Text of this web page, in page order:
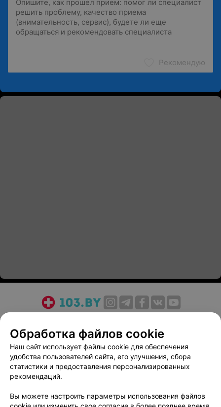
Рекомендую
Медицинский маркетинг
Публичный договор
Пользовательское соглашение
Способы оплаты
Вакансии
Партнеры
Написать руководителю 103.by
Персональные настройки cookie
Обработка файлов cookie
Наш сайт использует файлы cookie для обеспечения
удобства пользователей сайта, его улучшения, сбора
статистики и предоставления персонализированных
рекомендаций.
Вы можете настроить параметры использования файлов